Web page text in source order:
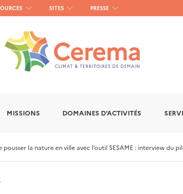
SITES PRESSE
MISSIONS DOMAINES D'ACTIVITÉS
pousser la nature en ville avec l’outil SESAME : interview du